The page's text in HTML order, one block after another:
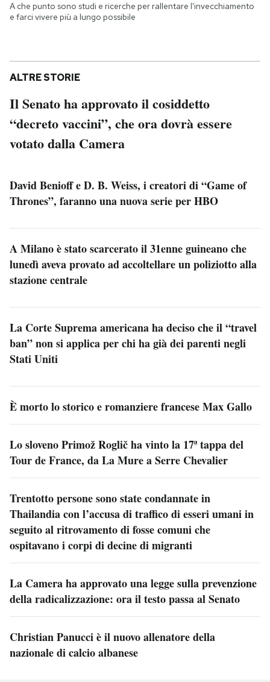
A che punto sono studi e ricerche per rallentare l'invecchiamento
e farci vivere più a lungo possibile
ALTRE STORIE
Il Senato ha approvato il cosiddetto
“decreto vaccini”, che ora dovrà essere
votato dalla Camera
David Benioff e D. B. Weiss, i creatori di “Game of
Thrones”, faranno una nuova serie per HBO
A Milano è stato scarcerato il 31enne guineano che
lunedì aveva provato ad accoltellare un poliziotto alla
stazione centrale
La Corte Suprema americana ha deciso che il “travel
ban” non si applica per chi ha già dei parenti negli
Stati Uniti
È morto lo storico e romanziere francese Max Gallo
Lo sloveno Primož Roglič ha vinto la 17ª tappa del
Tour de France, da La Mure a Serre Chevalier
Trentotto persone sono state condannate in
Thailandia con l’accusa di traffico di esseri umani in
seguito al ritrovamento di fosse comuni che
ospitavano i corpi di decine di migranti
La Camera ha approvato una legge sulla prevenzione
della radicalizzazione: ora il testo passa al Senato
Christian Panucci è il nuovo allenatore della
nazionale di calcio albanese